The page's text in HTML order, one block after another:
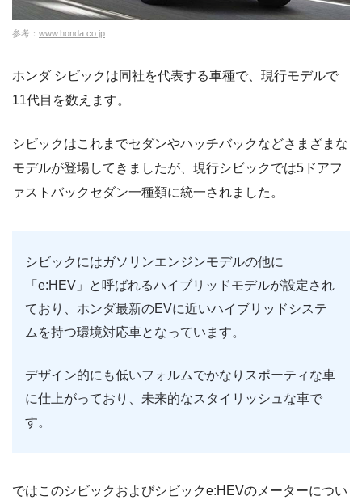
参考： www.honda.co.jp
ホンダ シビックは同社を代表する車種で、現行モデルで
11代目を数えます。
シビックはこれまでセダンやハッチバックなどさまざまな
モデルが登場してきましたが、現行シビックでは5ドアフ
ァストバックセダン一種類に統一されました。
シビックにはガソリンエンジンモデルの他に
「e:HEV」と呼ばれるハイブリッドモデルが設定され
ており、ホンダ最新のEVに近いハイブリッドシステ
ムを持つ環境対応車となっています。
デザイン的にも低いフォルムでかなりスポーティな車
に仕上がっており、未来的なスタイリッシュな車で
す。
ではこのシビックおよびシビックe:HEVのメーターについ